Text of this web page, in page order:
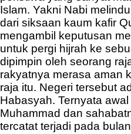
Islam. Yakni Nabi
dari siksaan kaum kafir
mengambil keputusan
untuk pergi hijrah ke
dipimpin oleh seorang
rakyatnya merasa aman
raja itu. Negeri tersebut
Habasyah. Ternyata
Muhammad dan
tercatat terjadi pada